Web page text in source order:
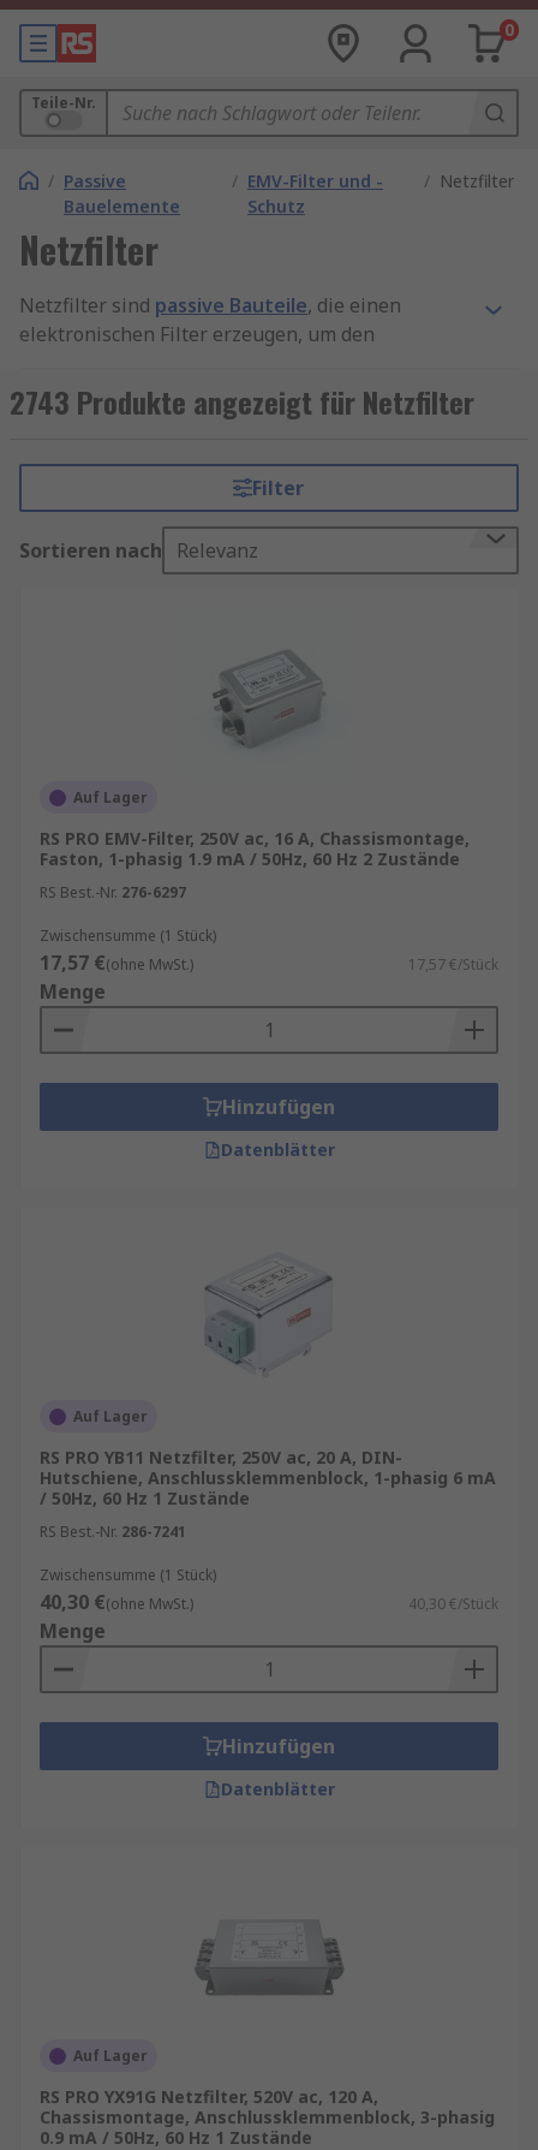
0
Teile-Nr.
/ Passive
Bauelemente
/ EMV-Filter und -
Schutz
/ Netzfilter
Netzfilter
Netzfilter sind passive Bauteile, die einen
elektronischen Filter erzeugen, um den
Frequenzeigenschaften zu liefern.
Netzleitungsfilter verbinden das elektronische
leitungsgeführte Frequenzen wie
Funkfrequenzen (RFI) oder elektromagnetische
Störungen (EMI) zwischen dem Gerät und der
angeschlossenen Stromleitung zu reduzieren.
RS bietet eine umfangreiche Auswahl an
hochwertigen Netzleitungsfiltern führender
Hersteller an, einschließlich Schaffner, Roxburgh
Eigenmarke RS PRO
Wofür werden Netzfilter eingesetzt?
Netzfilter sind nützlich für die
Emissionsreduzierung in Schaltnetzteilen oder
Maschinen, die Dampf, Rauch oder Kohlendioxid
erzeugen. Diese Filter sind auch erforderlich, um
elektromagnetische Störungen zu verringern, die
bei Funkübertragungsgeräten und nuklearen
Verfahren zu unerwünschtem Verhalten führen
Arten von Netzfiltern
Gleichstromversorgungsanwendungen
eingesetzt werden. Elektrische und elektronische
Geräte wie Schaltnetzteile, Motorsteuerungen,
Induktionskochgeräte und Geräte für die
Dreiphasige Filter sind in Frequenzwandlern,
Motorantrieben, und Werkzeugmaschinen üblich.
Gleichstromfilter finden sich in der Regel in
Mobiltelefonen, Flachbildfernsehern und
Elektro- oder Hybridfahrzeugen.
2743 Produkte angezeigt für Netzfilter
Filter
Sortieren nach Relevanz
Auf Lager
RS PRO EMV-Filter, 250V ac, 16 A, Chassismontage,
Faston, 1-phasig 1.9 mA / 50Hz, 60 Hz 2 Zustände
RS Best.-Nr. 276-6297
Zwischensumme (1 Stück)
17,57 €(ohne MwSt.) 17,57 €/Stück
Menge
Hinzufügen
Datenblätter
Auf Lager
RS PRO YB11 Netzfilter, 250V ac, 20 A, DIN-
Hutschiene, Anschlussklemmenblock, 1-phasig 6 mA
/ 50Hz, 60 Hz 1 Zustände
RS Best.-Nr. 286-7241
Zwischensumme (1 Stück)
40,30 €(ohne MwSt.) 40,30 €/Stück
Menge
Hinzufügen
Datenblätter
Auf Lager
RS PRO YX91G Netzfilter, 520V ac, 120 A,
Chassismontage, Anschlussklemmenblock, 3-phasig
0.9 mA / 50Hz, 60 Hz 1 Zustände